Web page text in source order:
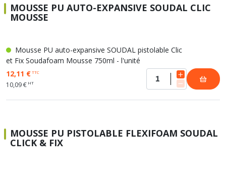
MOUSSE PU AUTO-EXPANSIVE SOUDAL CLIC
MOUSSE
Mousse PU auto-expansive SOUDAL pistolable Clic
et Fix Soudafoam Mousse 750ml - l'unité
12,11 €TTC
10,09 € HT
MOUSSE PU PISTOLABLE FLEXIFOAM SOUDAL
CLICK & FIX